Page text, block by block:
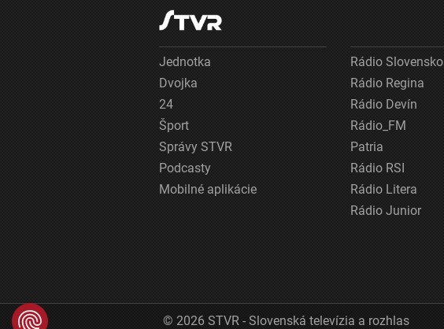
Jednotka
Dvojka
24
Šport
Správy STVR
Podcasty
Mobilné aplikácie
Rádio Slovensko
Rádio Regina
Rádio Devín
Rádio_FM
Patria
Rádio RSI
Rádio Litera
Rádio Junior
© 2026 STVR - Slovenská televízia a rozhlas